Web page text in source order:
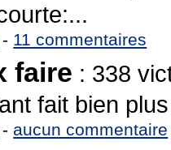
- 11 commentaires
faire : 338
fait bien
- aucun commentaire